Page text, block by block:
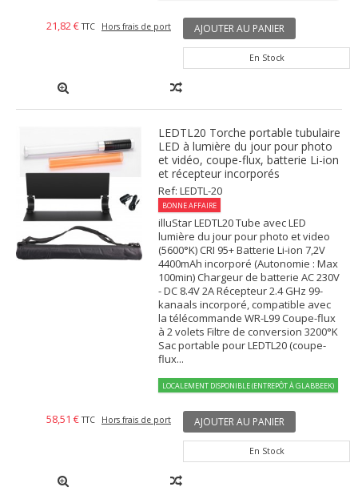
21,82 € TTC Hors frais de port AJOUTER AU PANIER
En Stock
LEDTL20 Torche portable tubulaire
LED à lumière du jour pour photo
et vidéo, coupe-flux, batterie Li-ion
et récepteur incorporés
Ref: LEDTL-20
BONNE AFFAIRE
illuStar LEDTL20 Tube avec LED
lumière du jour pour photo et video
(5600°K) CRI 95+ Batterie Li-ion 7,2V
4400mAh incorporé (Autonomie : Max
100min) Chargeur de batterie AC 230V
- DC 8.4V 2A Récepteur 2.4 GHz 99-
kanaals incorporé, compatible avec
la télécommande WR-L99 Coupe-flux
à 2 volets Filtre de conversion 3200°K
Sac portable pour LEDTL20 (coupe-
flux...
LOCALEMENT DISPONIBLE (ENTREPÔT À GLABBEEK)
58,51 € TTC Hors frais de port AJOUTER AU PANIER
En Stock